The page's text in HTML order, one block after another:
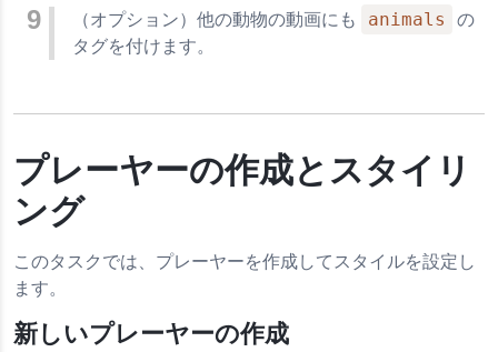
（オプション）他の動物の動画にも animals
の
タグを付けます。
プレーヤーの作成とスタイリ
ング
このタスクでは、プレーヤーを作成してスタイルを設定し
ます。
新しいプレーヤーの作成